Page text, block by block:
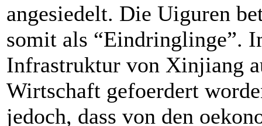
angesiedelt. Die Uiguren
somit als “Eindringlinge”.
Infrastruktur von Xinjiang
Wirtschaft gefoerdert
jedoch, dass von den